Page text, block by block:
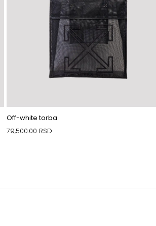
Off-white torba
79,500.00 RSD